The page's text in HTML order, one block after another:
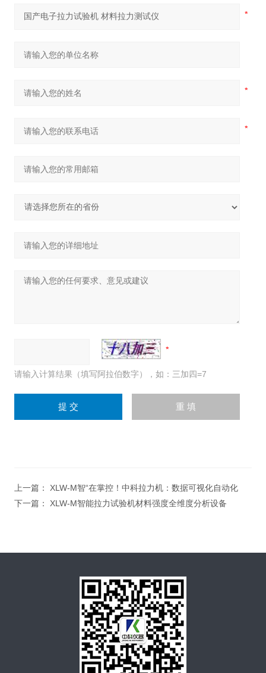
请输入计算结果（填写阿拉伯数字），如：三加四=7
上一篇： XLW-M智“在掌控！中科拉力机：数据可视化自动化
下一篇： XLW-M智能拉力试验机材料强度全维度分析设备